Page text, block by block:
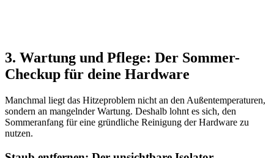
3. Wartung und Pflege: Der Sommer-
Checkup für deine Hardware
Manchmal liegt das Hitzeproblem nicht an den Außentemperaturen,
sondern an mangelnder Wartung. Deshalb lohnt es sich, den
Sommeranfang für eine gründliche Reinigung der Hardware zu
nutzen.